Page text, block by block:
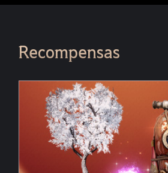
Recompensas